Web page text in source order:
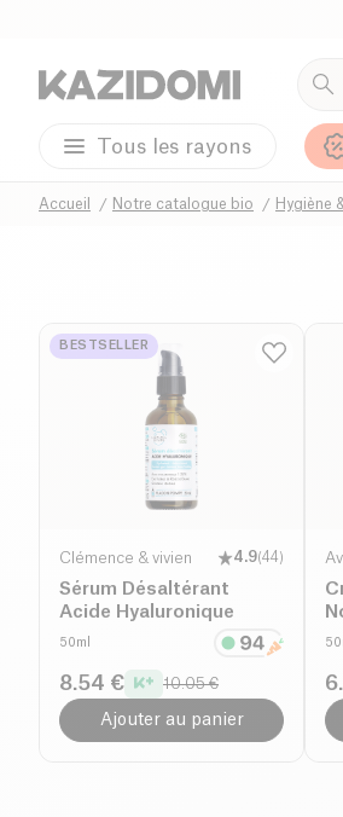
Tous les rayons
Accueil Notre catalogue bio Hygiène
BESTSELLER
Clémence & vivien 4.9(44)
Sérum Désaltérant
Acide Hyaluronique
50ml
8.54 € 10.05 €
Ajouter au panier